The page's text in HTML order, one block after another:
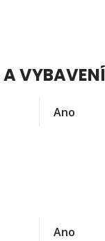
A VYBAVENÍ
Ano
Ano